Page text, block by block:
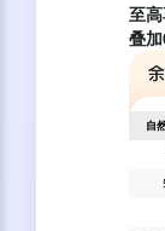
至
叠
自